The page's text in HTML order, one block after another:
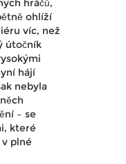
hráčů,
ohlíží
víc, než
útočník
hájí
nebyla
– se
které
plné